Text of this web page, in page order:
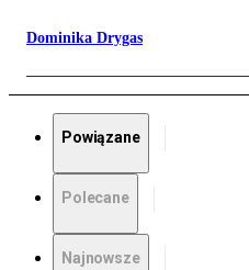
Dominika Drygas
Powiązane
Polecane
Najnowsze